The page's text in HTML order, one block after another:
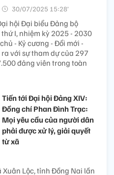
30/07/2025 15:28’
hội Đại biểu Đảng bộ
I, nhiệm kỳ 2025 - 2030
- Kỷ cương - Đổi mới -
với sự tham dự của 297
đảng viên trong toàn
Tiến tới Đại hội Đảng XIV:
Đồng chí Phan Đình Trạc:
Mọi yêu cầu của người dân
phải được xử lý, giải quyết
từ xã
Lộc, tỉnh Đồng Nai lần